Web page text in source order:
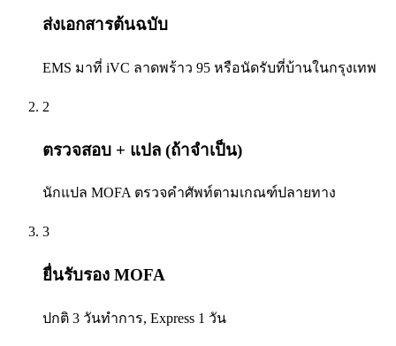
ส่งเอกสารต้นฉบับ
EMS มาที่ iVC ลาดพร้าว 95 หรือนัดรับที่บ้านในกรุงเทพ
2
ตรวจสอบ + แปล (ถ้าจำเป็น)
นักแปล MOFA ตรวจคำศัพท์ตามเกณฑ์ปลายทาง
3
ยื่นรับรอง MOFA
ปกติ 3 วันทำการ, Express 1 วัน